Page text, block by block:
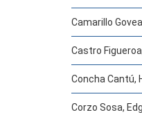
Camarillo
Castro
Concha Cantú,
Corzo Sosa,